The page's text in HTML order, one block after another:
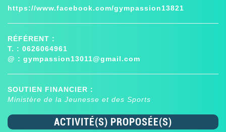
https://www.facebook.com/gympassion13821
RÉFÉRENT :
T. : 0626064961
@ : gympassion13011@gmail.com
SOUTIEN FINANCIER :
Ministère de la Jeunesse et des Sports
ACTIVITÉ(S) PROPOSÉE(S)